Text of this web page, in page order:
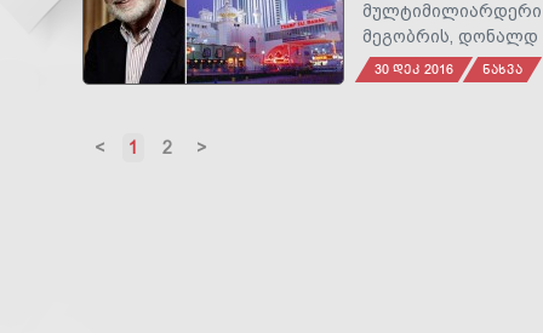
მულტიმილიარდერი
მეგობრის, დონალდ
30 ᲓᲔᲙ 2016 ᲜᲐᲮᲕᲐ
Previous
1 2 Next